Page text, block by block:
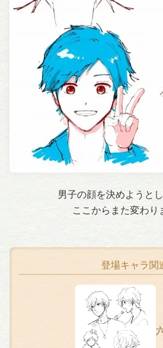
男子の顔を決めようとし
ここからまた変わり
登場キャラ関